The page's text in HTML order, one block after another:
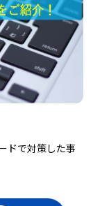
ドで対策した事